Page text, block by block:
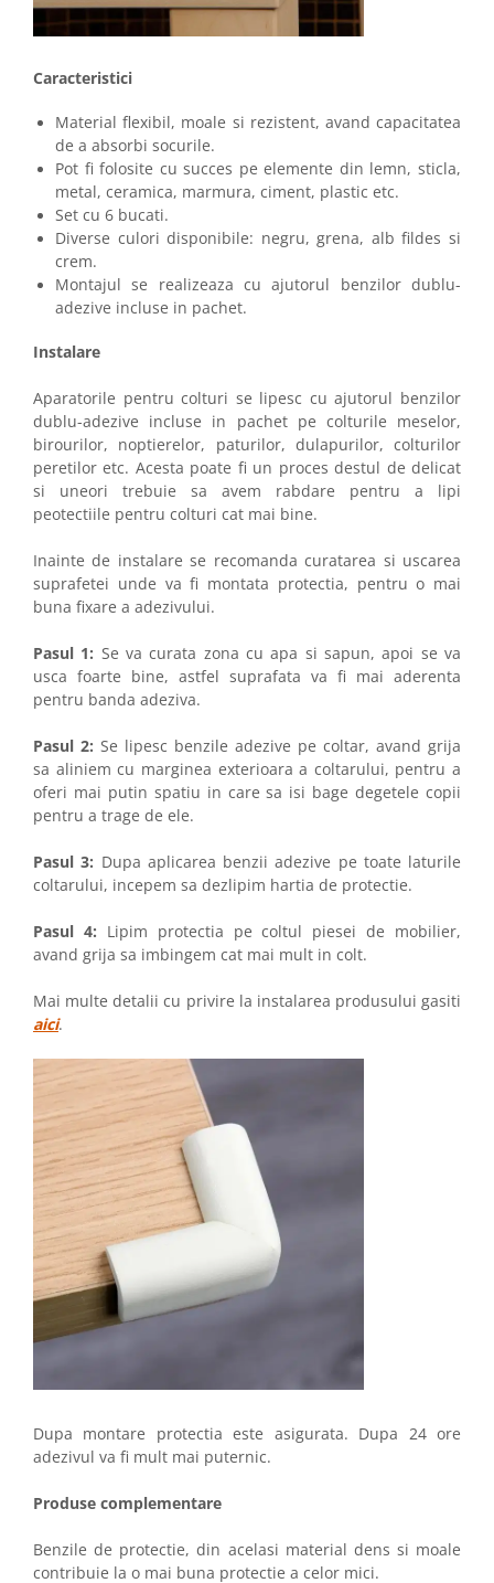
Caracteristici
Material flexibil, moale si rezistent, avand capacitatea
de a absorbi socurile.
Pot fi folosite cu succes pe elemente din lemn, sticla,
metal, ceramica, marmura, ciment, plastic etc.
Set cu 6 bucati.
Diverse culori disponibile: negru, grena, alb fildes si
crem.
Montajul se realizeaza cu ajutorul benzilor dublu-
adezive incluse in pachet.
Instalare
Aparatorile pentru colturi se lipesc cu ajutorul benzilor
dublu-adezive incluse in pachet pe colturile meselor,
birourilor, noptierelor, paturilor, dulapurilor, colturilor
peretilor etc. Acesta poate fi un proces destul de delicat
si uneori trebuie sa avem rabdare pentru a lipi
peotectiile pentru colturi cat mai bine.
Inainte de instalare se recomanda curatarea si uscarea
suprafetei unde va fi montata protectia, pentru o mai
buna fixare a adezivului.
Pasul 1: Se va curata zona cu apa si sapun, apoi se va
usca foarte bine, astfel suprafata va fi mai aderenta
pentru banda adeziva.
Pasul 2: Se lipesc benzile adezive pe coltar, avand grija
sa aliniem cu marginea exterioara a coltarului, pentru a
oferi mai putin spatiu in care sa isi bage degetele copii
pentru a trage de ele.
Pasul 3: Dupa aplicarea benzii adezive pe toate laturile
coltarului, incepem sa dezlipim hartia de protectie.
Pasul 4: Lipim protectia pe coltul piesei de mobilier,
avand grija sa imbingem cat mai mult in colt.
Mai multe detalii cu privire la instalarea produsului gasiti
aici.
Dupa montare protectia este asigurata. Dupa 24 ore
adezivul va fi mult mai puternic.
Produse complementare
Benzile de protectie, din acelasi material dens si moale
contribuie la o mai buna protectie a celor mici.